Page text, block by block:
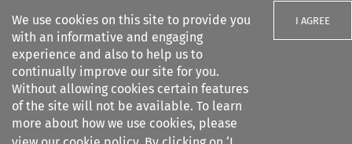
We use cookies on this site to provide you
with an informative and engaging
experience and also to help us to
continually improve our site for you.
Without allowing cookies certain features
of the site will not be available. To learn
more about how we use cookies, please
I AGREE
Search filters